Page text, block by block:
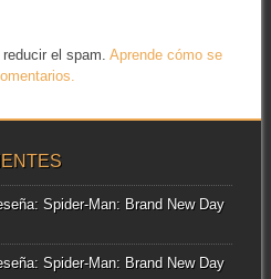
el spam. Aprende cómo se
Spider-Man: Brand New Day
Spider-Man: Brand New Day